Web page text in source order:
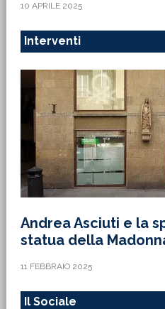
10 APRILE 2025
Interventi
Andrea Asciuti e la
statua della
11 FEBBRAIO 2025
Il Sociale